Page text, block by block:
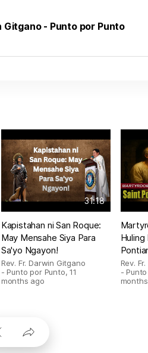
Gitgano - Punto por Punto
31:18
Kapistahan ni San Roque:
May Mensahe Siya Para
Sa'yo Ngayon!
Rev. Fr. Darwin Gitgano
- Punto por Punto,11
months ago
Huling
Rev.
-